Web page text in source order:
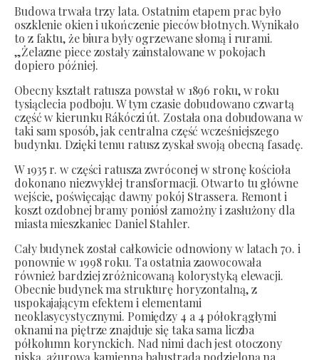
Budowa trwała trzy lata. Ostatnim etapem prac było
oszklenie okien i ukończenie pieców błotnych. Wynikało
to z faktu, że biura były ogrzewane słomą i rurami.
„Żelazne piece zostały zainstalowane w pokojach
dopiero później.
Obecny kształt ratusza powstał w 1896 roku, w roku
tysiąclecia podboju. W tym czasie dobudowano czwartą
część w kierunku Rákóczi út. Została ona dobudowana w
taki sam sposób, jak centralna część wcześniejszego
budynku. Dzięki temu ratusz zyskał swoją obecną fasadę.
W 1935 r. w części ratusza zwróconej w stronę kościoła
dokonano niezwykłej transformacji. Otwarto tu główne
wejście, poświęcając dawny pokój Strassera. Remont i
koszt ozdobnej bramy poniósł zamożny i zasłużony dla
miasta mieszkaniec Daniel Stahler.
Cały budynek został całkowicie odnowiony w latach 70. i
ponownie w 1998 roku. Ta ostatnia zaowocowała
również bardziej zróżnicowaną kolorystyką elewacji.
Obecnie budynek ma strukturę horyzontalną, z
uspokajającym efektem i elementami
neoklasycystycznymi. Pomiędzy 4 a 4 półokrągłymi
oknami na piętrze znajduje się taka sama liczba
półkolumn korynckich. Nad nimi dach jest otoczony
niską, ażurową kamienną balustradą podzieloną na